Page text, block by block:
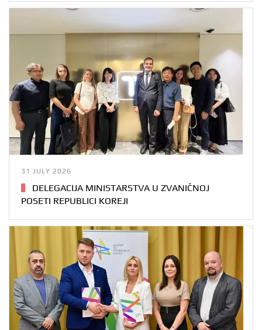
31 JULY 2026
DELEGACIJA MINISTARSTVA U ZVANIČNOJ
POSETI REPUBLICI KOREJI